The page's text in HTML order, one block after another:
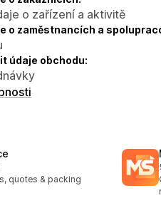
o zařízení a aktivitě
o zaměstnancích a
údaje obchodu:
quotes & packing